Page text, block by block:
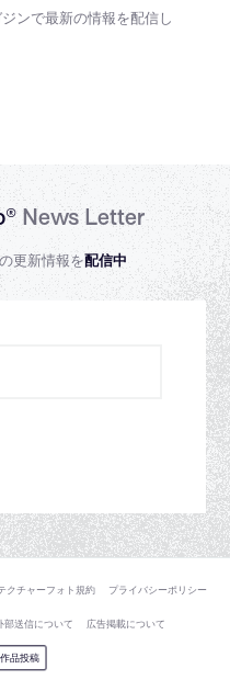
ンで最新の情報を配信し
News Letter
更新情報を配信中
クチャーフォト規約 プライバシーポリシー
部送信について 広告掲載について
作品投稿